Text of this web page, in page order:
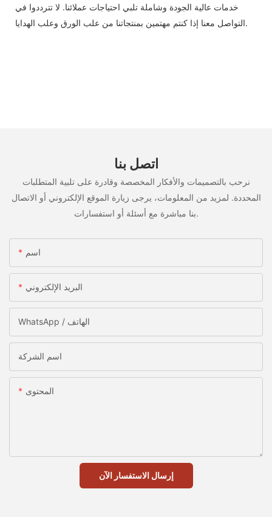
خدمات عالية الجودة وشاملة تلبي احتياجات عملائنا. لا تترددوا في
التواصل معنا إذا كنتم مهتمين بمنتجاتنا من علب الورق وعلب الهدايا.
اتصل بنا
نرحب بالتصميمات والأفكار المخصصة وقادرة على تلبية المتطلبات
المحددة. لمزيد من المعلومات، يرجى زيارة الموقع الإلكتروني أو الاتصال
بنا مباشرة مع أسئلة أو استفسارات.
اسم
البريد الإلكتروني
WhatsApp / الهاتف
اسم الشركة
المحتوى
إرسال الاستفسار الآن